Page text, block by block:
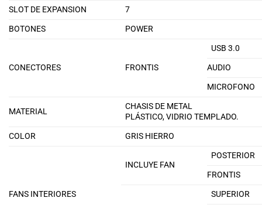
SLOT DE EXPANSION
7
BOTONES
POWER
CONECTORES FRONTIS
USB 3.0
AUDIO
MICROFONO
MATERIAL
CHASIS DE METAL
PLÁSTICO, VIDRIO TEMPLADO.
COLOR
GRIS HIERRO
FANS INTERIORES
INCLUYE FAN
POSTERIOR
FRONTIS
SUPERIOR